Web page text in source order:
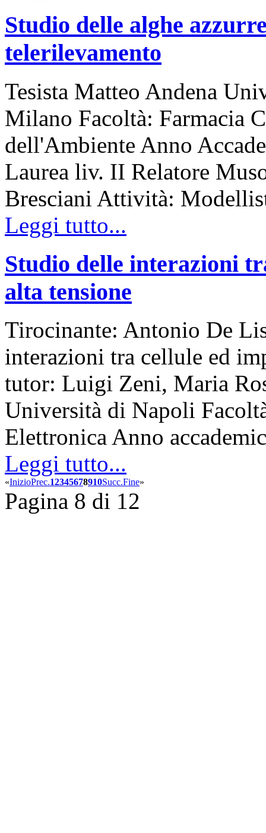
Studio delle alghe
telerilevamento
Tesista Matteo Andena
Milano Facoltà: Farmacia
dell'Ambiente Anno
Laurea liv. II Relatore
Bresciani Attività:
Leggi tutto...
Studio delle interazioni
alta tensione
Tirocinante: Antonio De
interazioni tra cellule ed
tutor: Luigi Zeni, Maria
Università di Napoli
Elettronica Anno
Leggi tutto...
«InizioPrec.12345678910Succ.Fine»
Pagina 8 di 12